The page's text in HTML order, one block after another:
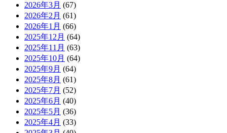
2026年3月 (67)
2026年2月 (61)
2026年1月 (66)
2025年12月 (64)
2025年11月 (63)
2025年10月 (64)
2025年9月 (64)
2025年8月 (61)
2025年7月 (52)
2025年6月 (40)
2025年5月 (36)
2025年4月 (33)